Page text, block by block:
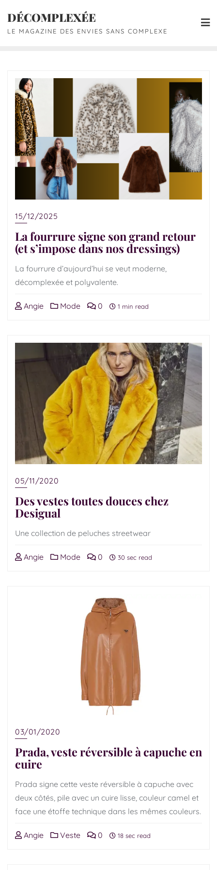
DÉCOMPLEXÉE
LE MAGAZINE DES ENVIES SANS COMPLEXE
15/12/2025
La fourrure signe son grand retour
(et s’impose dans nos dressings)
La fourrure d’aujourd’hui se veut moderne,
décomplexée et polyvalente.
Angie Mode 0 1 min read
05/11/2020
Des vestes toutes douces chez
Desigual
Une collection de peluches streetwear
Angie Mode 0 30 sec read
03/01/2020
Prada, veste réversible à capuche en
cuire
Prada signe cette veste réversible à capuche avec
deux côtés, pile avec un cuire lisse, couleur camel et
face une étoffe technique dans les mêmes couleurs.
Angie Veste 0 18 sec read